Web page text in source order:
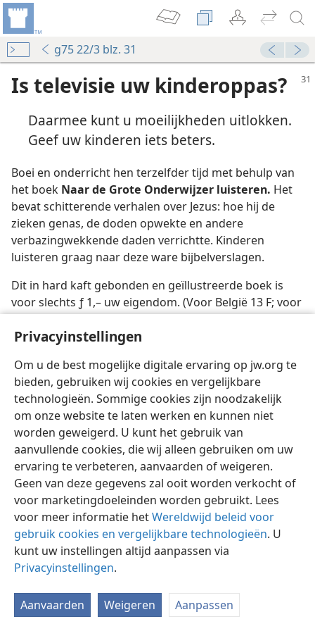
Privacyinstellingen
Om u de best mogelijke digitale ervaring op jw.org te
bieden, gebruiken wij cookies en vergelijkbare
technologieën. Sommige cookies zijn noodzakelijk
om onze website te laten werken en kunnen niet
worden geweigerd. U kunt het gebruik van
aanvullende cookies, die wij alleen gebruiken om uw
ervaring te verbeteren, aanvaarden of weigeren.
Geen van deze gegevens zal ooit worden verkocht of
voor marketingdoeleinden worden gebruikt. Lees
voor meer informatie hetWereldwijd beleid voor
gebruik cookies en vergelijkbare technologieën. U
kunt uw instellingen altijd aanpassen via
Privacyinstellingen.
Aanvaarden Weigeren Aanpassen
g75 22/3 blz. 31
Is televisie uw kinderoppas?
Daarmee kunt u moeilijkheden uitlokken.
Geef uw kinderen iets beters.
Boei en onderricht hen terzelfder tijd met behulp van
het boek Naar de Grote Onderwijzer luisteren. Het
bevat schitterende verhalen over Jezus: hoe hij de
zieken genas, de doden opwekte en andere
verbazingwekkende daden verrichtte. Kinderen
luisteren graag naar deze ware bijbelverslagen.
Dit in hard kaft gebonden en geïllustreerde boek is
voor slechts ƒ 1,– uw eigendom. (Voor België 13 F; voor
Suriname Sƒ 0,50.)
Nederlands Delen Instellingen
Copyright© 2026 Watch Tower Bible and Tract Society of Pennsylvania
Gebruiksvoorwaarden Privacybeleid
Privacyinstellingen
JW.ORG
Inloggen